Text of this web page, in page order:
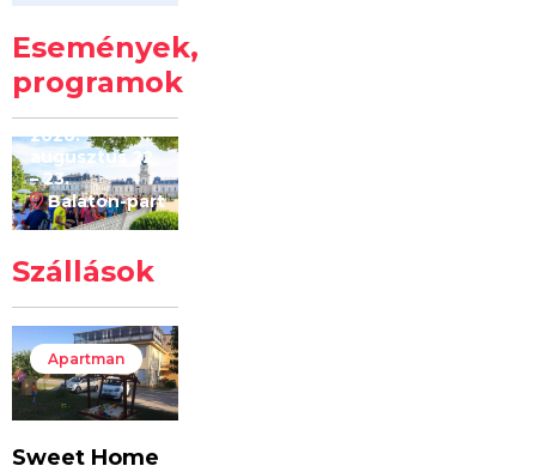
Események,
programok
Kilóméterek
2026
2026.
augusztus 22
– 23.
Balaton-part
Szállások
Apartman
Sweet Home